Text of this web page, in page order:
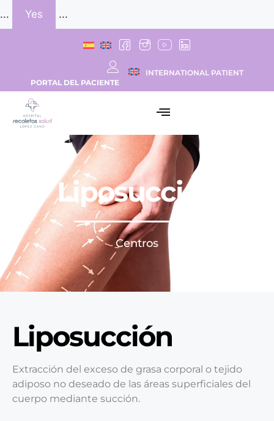
... Yes ...
PORTAL DEL PACIENTE
INTERNATIONAL PATIENT
Liposucción
Centros
Liposucción
Extracción del exceso de grasa corporal o tejido
adiposo no deseado de las áreas superficiales del
cuerpo mediante succión.